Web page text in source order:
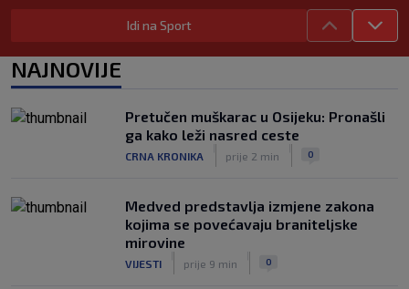
Kakav spektakl! Pogledajte čudesan
doček Salaha u Turskoj
Rapsodija Hajduka u Litvi, playoff KL
praktički je osiguran! Majstorije Šege i
Pajazitija
|
Idi na Sport
NAJNOVIJE
Pretučen muškarac u Osijeku: Pronašli
ga kako leži nasred ceste
CRNA KRONIKA prije 2 min 0
Medved predstavlja izmjene zakona
kojima se povećavaju braniteljske
mirovine
VIJESTI prije 9 min 0